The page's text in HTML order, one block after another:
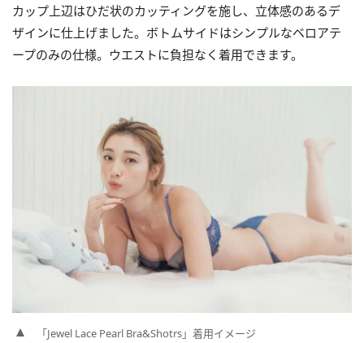
カップ上辺はひだ状のカッティングを施し、立体感のあるデ
ザインに仕上げました。ボトムサイドはシンプルなベロアテ
ープのみの仕様。ウエストに負担なく着用できます。
「Jewel Lace Pearl Bra&Shotrs」着用イメージ